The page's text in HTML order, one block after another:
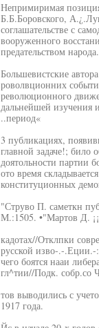
Непримиримая
Б.Б.Боровского,
соглашательстве с
вооруженного
предательством народа.
Большевистские
роволвционних
революционного
дальнейшей изучения
..период«
3 публикациях,
главной задаче!; било
доятольности партии
ото время
конституционных
"Струво П. саметкн
М.:1505. •"Мартов Д.
кадотах//Отклпки
русской изво-.-
чего боятся нааи
гл^тии//Подк. собр.со
тов выводились с
1917 года.